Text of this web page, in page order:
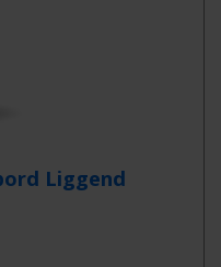
Liggend